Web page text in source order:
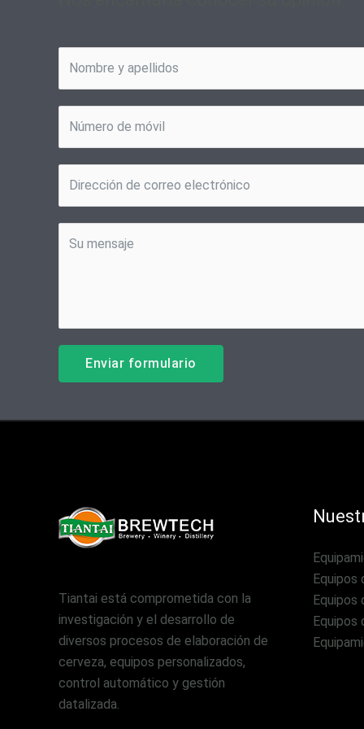
Enviar formulario
Tiantai está comprometida con la
investigación y el desarrollo de
diversos procesos de elaboración de
cerveza, equipos personalizados,
control automático y gestión
datalizada.
Equipos
Equipos